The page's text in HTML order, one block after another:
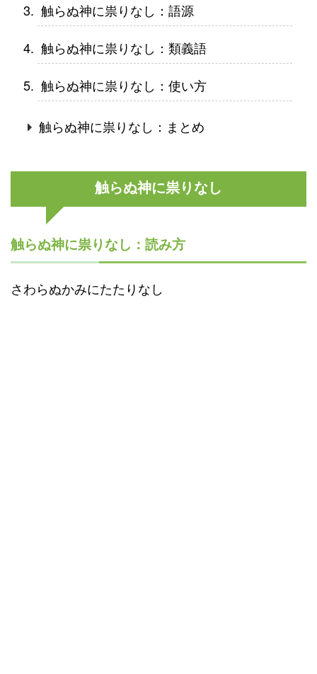
触らぬ神に祟りなし：語源
触らぬ神に祟りなし：類義語
触らぬ神に祟りなし：使い方
触らぬ神に祟りなし：まとめ
触らぬ神に祟りなし
触らぬ神に祟りなし：読み方
さわらぬかみにたたりなし